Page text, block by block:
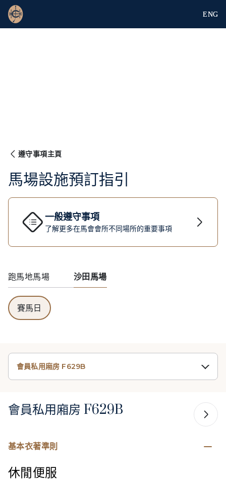
ENG
遵守事項主頁
馬場設施預訂指引
一般遵守事項
了解更多在馬會會所不同場所的重要事項
跑馬地馬場 沙田馬場
賽馬日
會員私用廂房 F629B
會員私用廂房 F629B
基本衣著準則
休閒便服